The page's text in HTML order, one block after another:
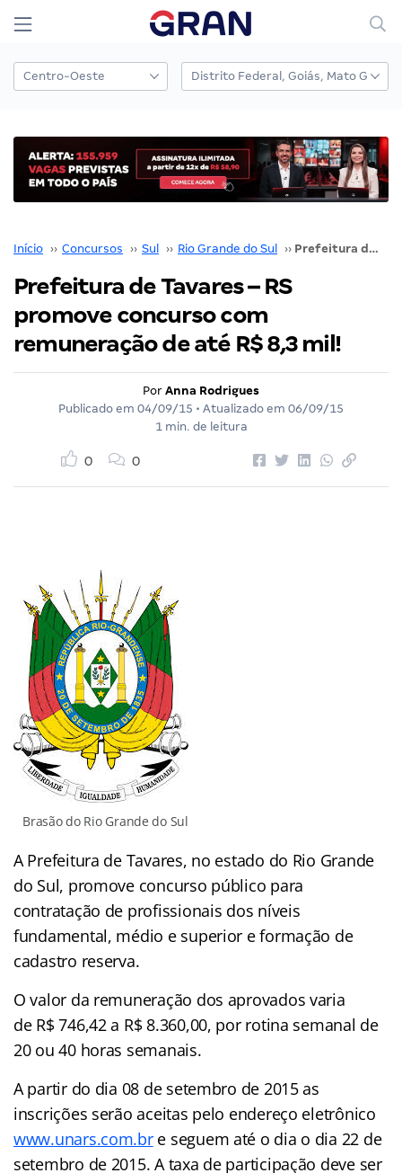
Início ›› Concursos ›› Sul ›› Rio Grande do Sul ›› Prefeitura de Tavares – RS promove concurso com remuneração de até R$ 8,3 mil!
Prefeitura de Tavares – RS
promove concurso com
remuneração de até R$ 8,3 mil!
Por Anna Rodrigues
Publicado em 04/09/15 • Atualizado em 06/09/15
1 min. de leitura
0 0
Brasão do Rio Grande do Sul
A Prefeitura de Tavares, no estado do Rio Grande
do Sul, promove concurso público para
contratação de profissionais dos níveis
fundamental, médio e superior e formação de
cadastro reserva.
O valor da remuneração dos aprovados varia
de R$ 746,42 a R$ 8.360,00, por rotina semanal de
20 ou 40 horas semanais.
A partir do dia 08 de setembro de 2015 as
inscrições serão aceitas pelo endereço eletrônico
www.unars.com.bre seguem até o dia o dia 22 de
setembro de 2015. A taxa de participação deve ser